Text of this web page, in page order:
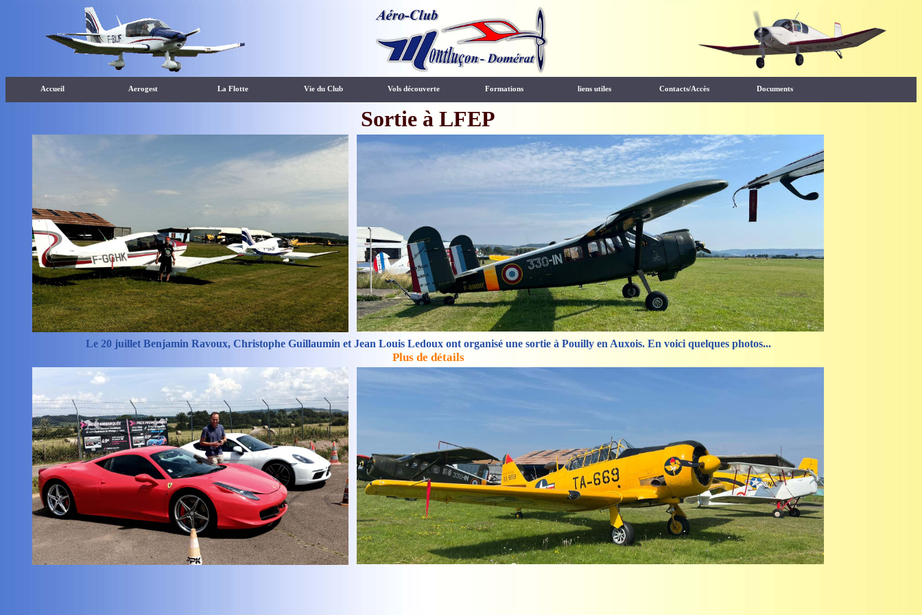
Accueil Aerogest La Flotte Vie du Club Vols découverte Formations liens utiles Contacts/Accès Documents
Sortie à LFEP
Le 20 juillet Benjamin Ravoux, Christophe Guillaumin et Jean Louis Ledoux ont organisé une sortie à Pouilly en Auxois. En voici quelques photos...
Plus de détails